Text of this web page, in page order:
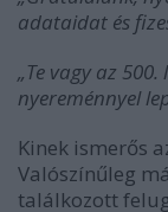
adataidat és
„Te vagy az
nyereménnyel
Kinek ismerős
Valószínűleg
találkozott